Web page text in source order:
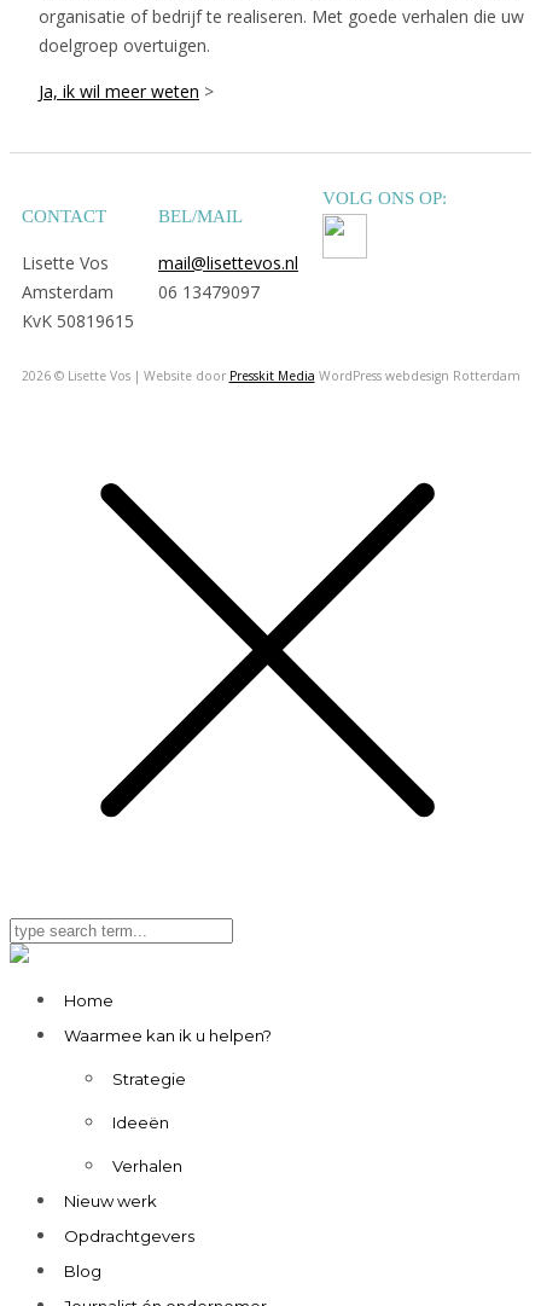
organisatie of bedrijf te realiseren. Met goede verhalen die uw
doelgroep overtuigen.
Ja, ik wil meer weten >
CONTACT
Lisette Vos
Amsterdam
KvK 50819615
BEL/MAIL
mail@lisettevos.nl
06 13479097
VOLG ONS OP:
2026 © Lisette Vos | Website door Presskit Media WordPress webdesign Rotterdam
Home
Waarmee kan ik u helpen?
Strategie
Ideeën
Verhalen
Nieuw werk
Opdrachtgevers
Blog